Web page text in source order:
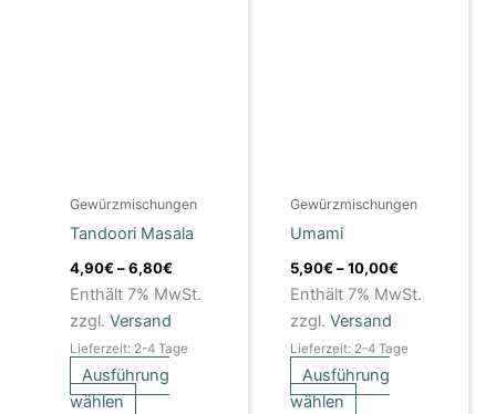
Gewürzmischungen
Tandoori Masala
4,90€ –6,80€
Enthält 7% MwSt.
zzgl. Versand
Lieferzeit: 2-4 Tage
Ausführung
wählen
können
auf
der
Produktseite
gewählt
werden
Gewürzmischungen
Umami
5,90€ –10,00€
Enthält 7% MwSt.
zzgl. Versand
Lieferzeit: 2-4 Tage
Ausführung
wählen
können
der
Produktseite
gewählt
werden